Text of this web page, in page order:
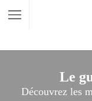
Le
Découvrez les